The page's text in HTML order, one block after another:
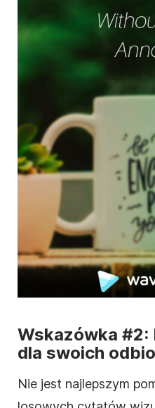
Wskazówka #2:
dla swoich
Nie jest najlepszym